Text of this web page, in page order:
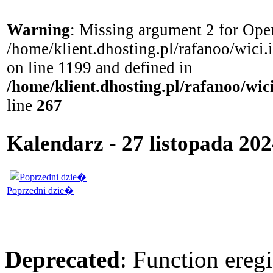
Warning: Missing argument 2 for
/home/klient.dhosting.pl/rafanoo/
on line 1199 and defined in
/home/klient.dhosting.pl/rafanoo/
line 267
Kalendarz - 27 listopada
Poprzedni dzie�
Deprecated: Function